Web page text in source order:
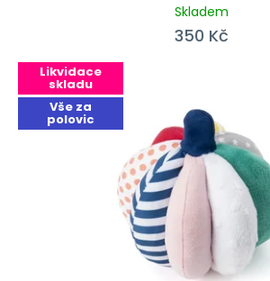
Skladem
350 Kč
Likvidace
skladu
Vše za
polovic